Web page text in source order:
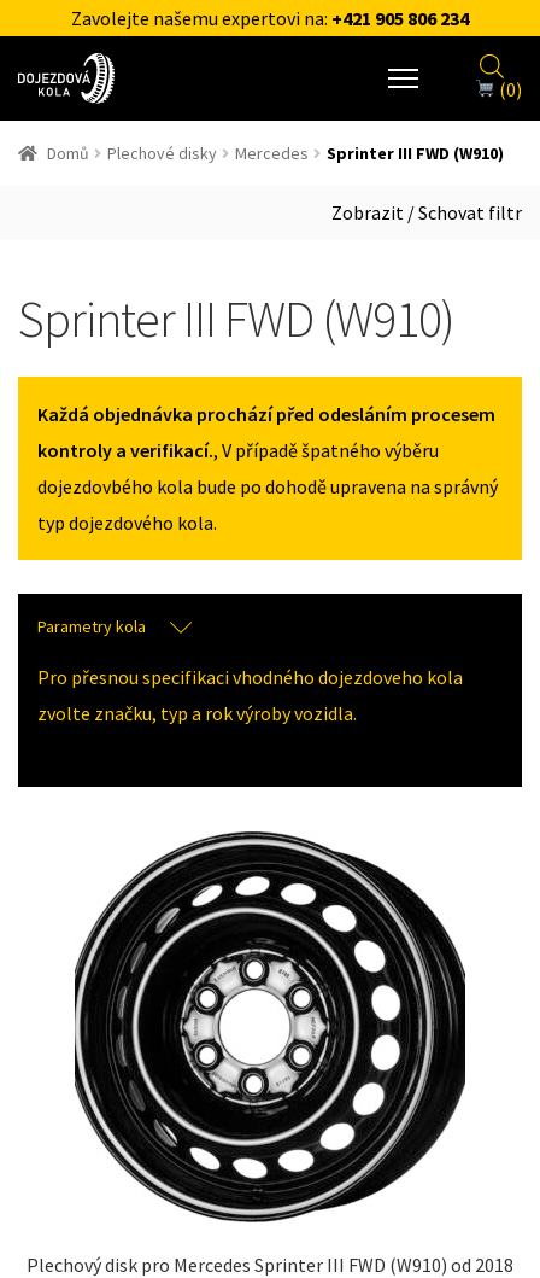
Zavolejte našemu expertovi na: +421 905 806 234
(0)
Domů Plechové disky Mercedes Sprinter III FWD (W910)
Zobrazit / Schovat filtr
Sprinter III FWD (W910)
Každá objednávka prochází před odesláním procesem
kontroly a verifikací., V případě špatného výběru
dojezdovbého kola bude po dohodě upravena na správný
typ dojezdového kola.
Parametry kola
Pro přesnou specifikaci vhodného dojezdoveho kola
zvolte značku, typ a rok výroby vozidla.
Plechový disk pro Mercedes Sprinter III FWD (W910) od 2018